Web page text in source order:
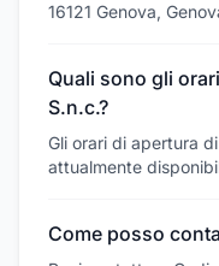
16121 Genova,
Quali sono gli
S.n.c.?
Gli orari di apertura
attualmente
Come posso